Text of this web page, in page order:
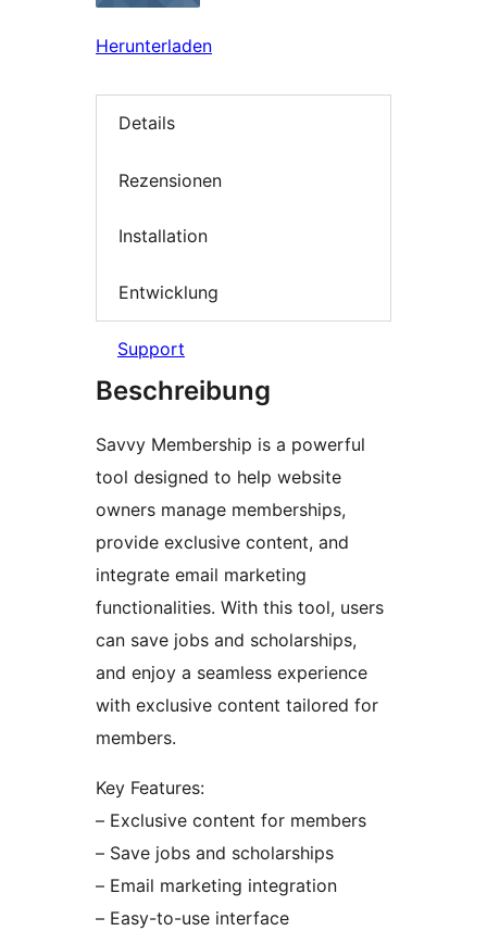
Herunterladen
Details
Rezensionen
Installation
Entwicklung
Support
Beschreibung
Savvy Membership is a powerful
tool designed to help website
owners manage memberships,
provide exclusive content, and
integrate email marketing
functionalities. With this tool, users
can save jobs and scholarships,
and enjoy a seamless experience
with exclusive content tailored for
members.
Key Features:
– Exclusive content for members
– Save jobs and scholarships
– Email marketing integration
– Easy-to-use interface